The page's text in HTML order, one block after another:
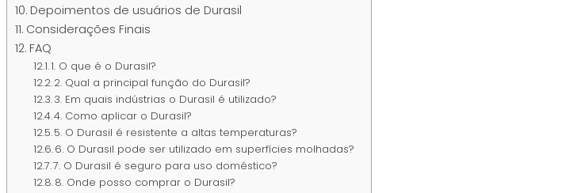
Depoimentos de usuários de Durasil
Considerações Finais
FAQ
1. O que é o Durasil?
2. Qual a principal função do Durasil?
3. Em quais indústrias o Durasil é utilizado?
4. Como aplicar o Durasil?
5. O Durasil é resistente a altas temperaturas?
6. O Durasil pode ser utilizado em superfícies molhadas?
7. O Durasil é seguro para uso doméstico?
8. Onde posso comprar o Durasil?